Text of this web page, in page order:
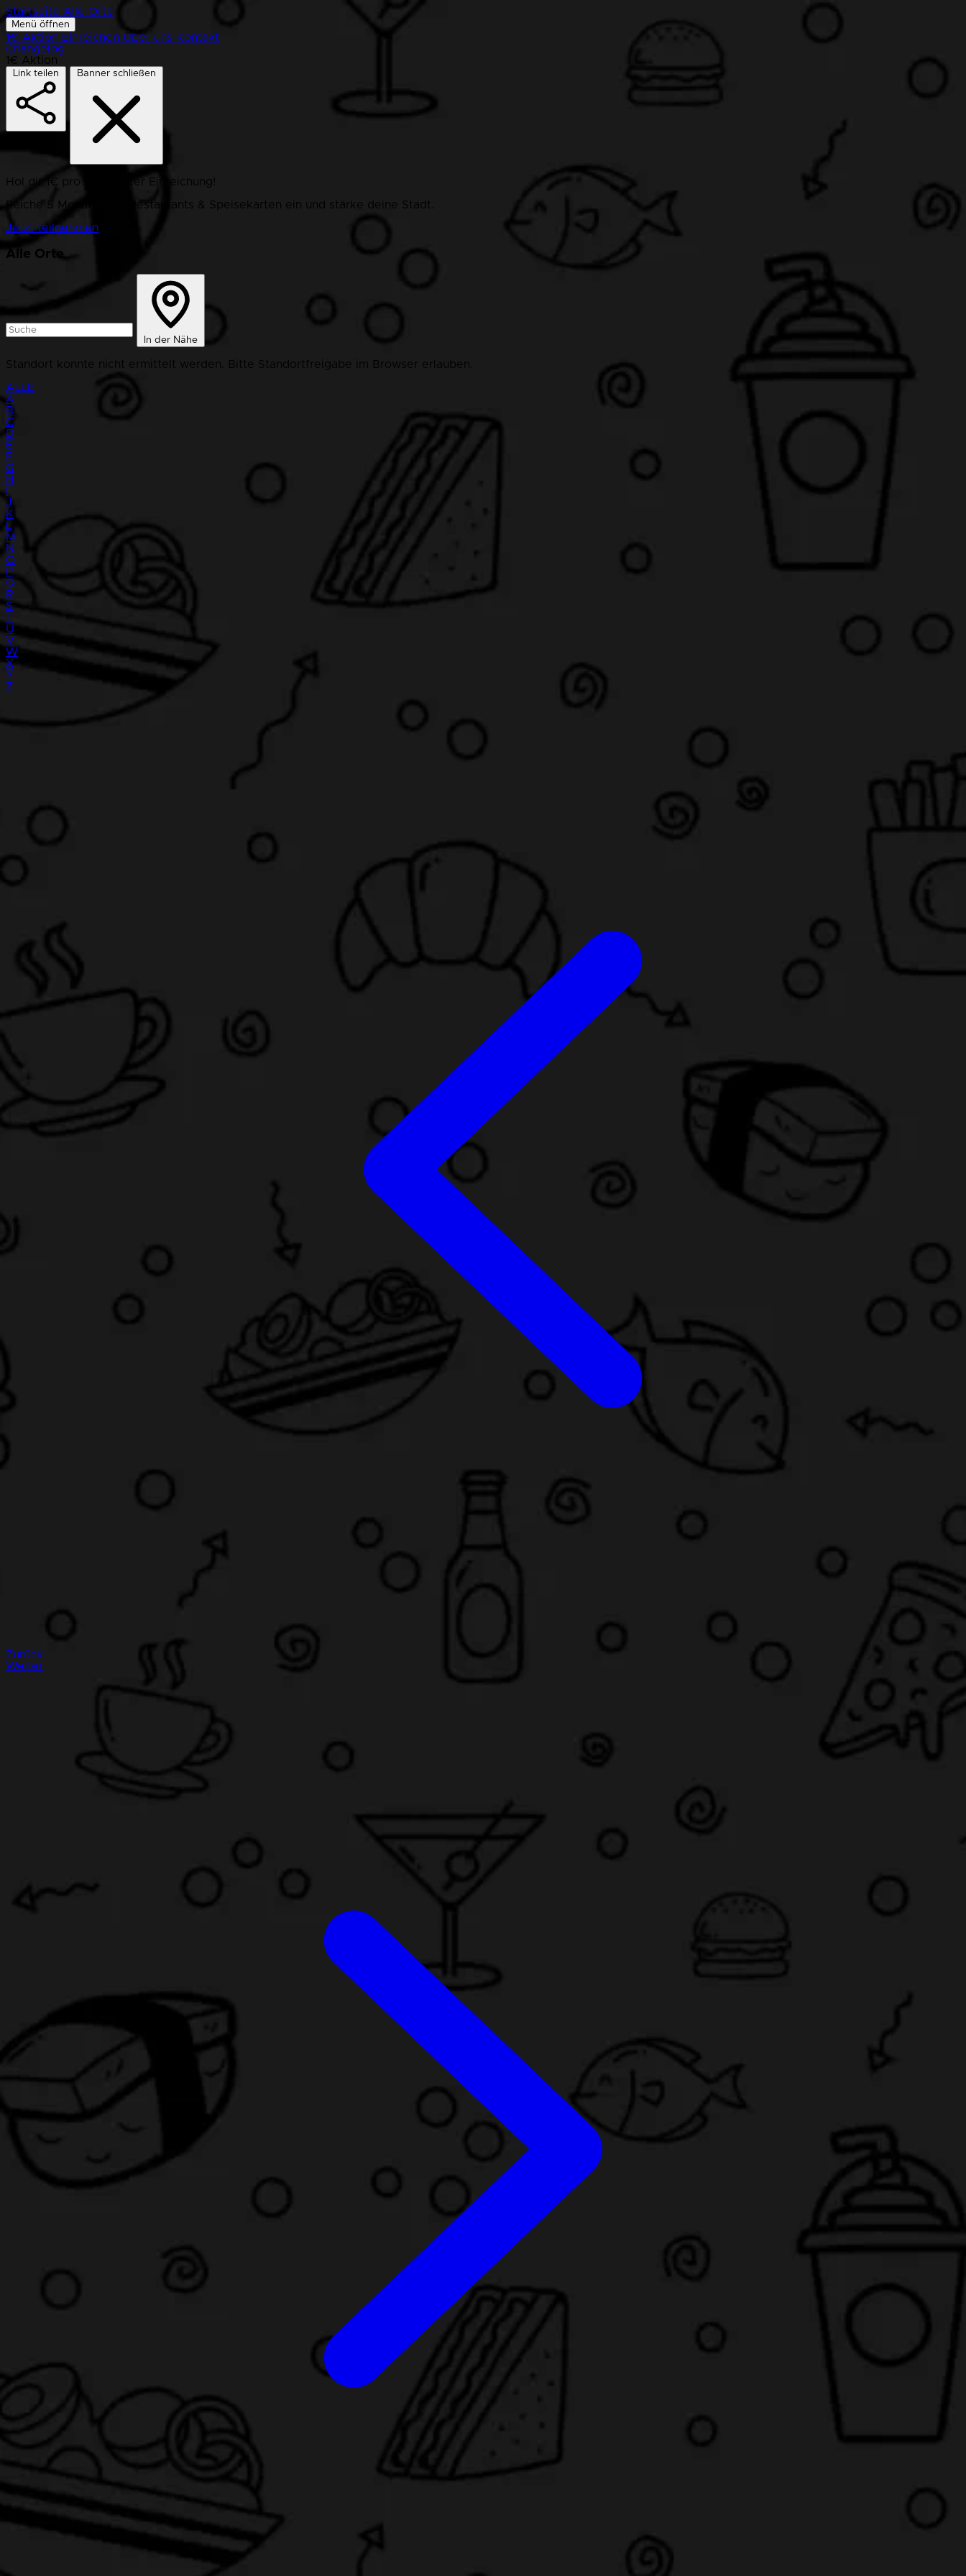
Startseite Alle Orte
Menü öffnen
1€-Aktion Einreichen Über uns Kontakt
Changelog
1€ Aktion
Link teilen Banner schließen
Hol dir 1€ pro bestätigter Einreichung!
Reiche 5 Monate lang Restaurants & Speisekarten ein und stärke deine Stadt.
Jetzt teilnehmen
Alle Orte
In der Nähe
Standort konnte nicht ermittelt werden. Bitte Standortfreigabe im Browser erlauben.
ALLE
A
B
C
D
E
F
G
H
J
K
L
M
N
O
P
Q
R
S
T
U
V
W
X
Y
Z
Zurück
Weiter